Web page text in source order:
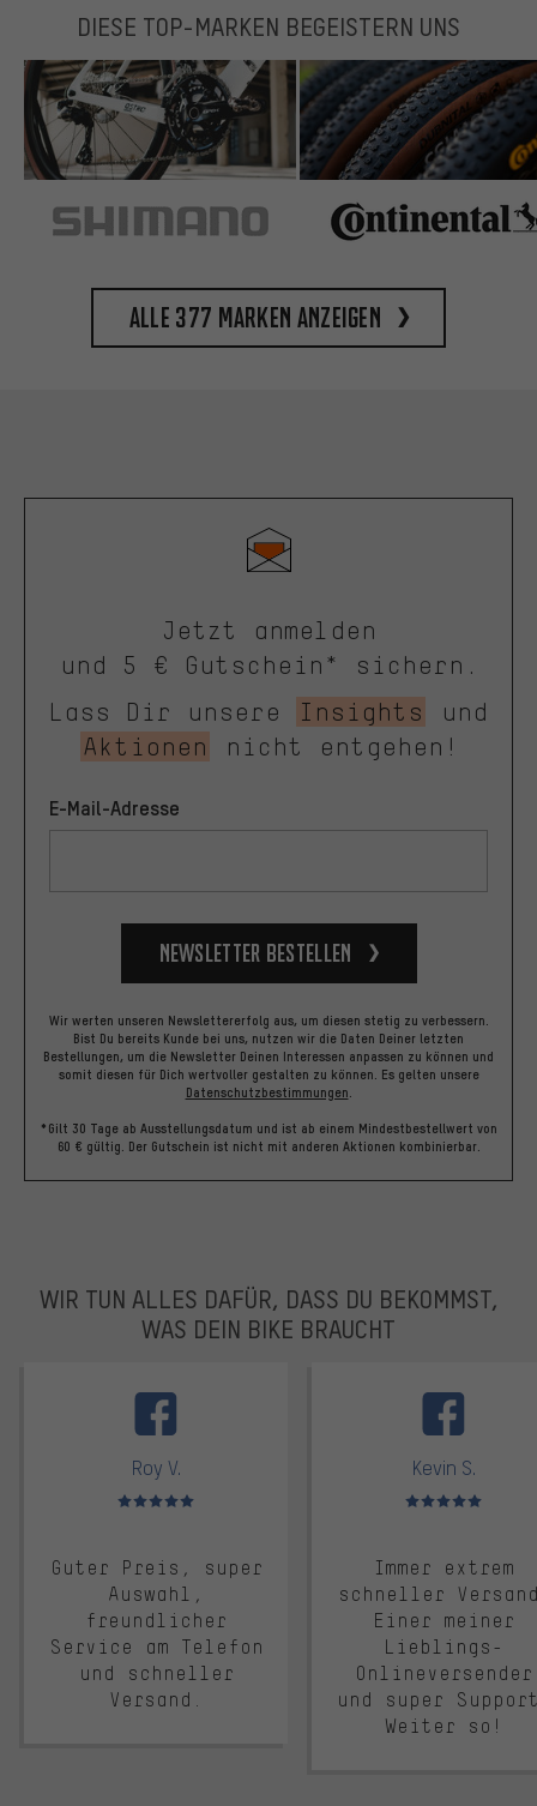
DIESE TOP-MARKEN BEGEISTERN UNS
Alle 377 Marken anzeigen
Jetzt anmelden
und 5 € Gutschein* sichern.
Lass Dir unsere
Insights
und
Aktionen
nicht entgehen!
E-Mail-Adresse
Newsletter bestellen
Wir werten unseren Newslettererfolg aus, um diesen stetig zu verbessern.
Bist Du bereits Kunde bei uns, nutzen wir die Daten Deiner letzten
Bestellungen, um die Newsletter Deinen Interessen anpassen zu können und
somit diesen für Dich wertvoller gestalten zu können. Es gelten unsere
Datenschutzbestimmungen
*Gilt 30 Tage ab Ausstellungsdatum und ist ab einem Mindestbestellwert von
60 € gültig. Der Gutschein ist nicht mit anderen Aktionen kombinierbar.
WIR TUN ALLES DAFÜR, DASS DU BEKOMMST,
WAS DEIN BIKE BRAUCHT
Roy V.
Bewertungen: 5 von 5
Guter Preis, super
Auswahl,
freundlicher
Service am Telefon
und schneller
Versand.
Kevin S.
Bewertungen: 5 von 5
Immer extrem
schneller
Einer meiner
Lieblings-
Onlineversender
und super
Weiter so!